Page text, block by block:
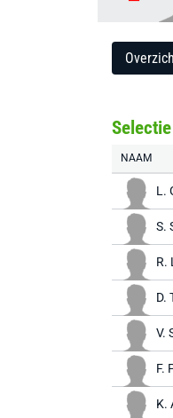
NAAM
L.
S.
R.
D.
V.
F.
K.